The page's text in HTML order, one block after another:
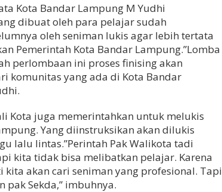
Kota Bandar Lampung M Yudhi
dibuat oleh para pelajar sudah
oleh seniman lukis agar lebih tertata
Pemerintah Kota Bandar Lampung.”Lomba
perlombaan ini proses finising akan
komunitas yang ada di Kota Bandar
Kota juga memerintahkan untuk melukis
Yang diinstruksikan akan dilukis
lalu lintas.”Perintah Pak Walikota tadi
kita tidak bisa melibatkan pelajar. Karena
akan cari seniman yang profesional. Tapi
Sekda,” imbuhnya.